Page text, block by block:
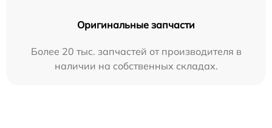
Оригинальные запчасти
Более 20 тыс. запчастей от производителя в
наличии на собственных складах.